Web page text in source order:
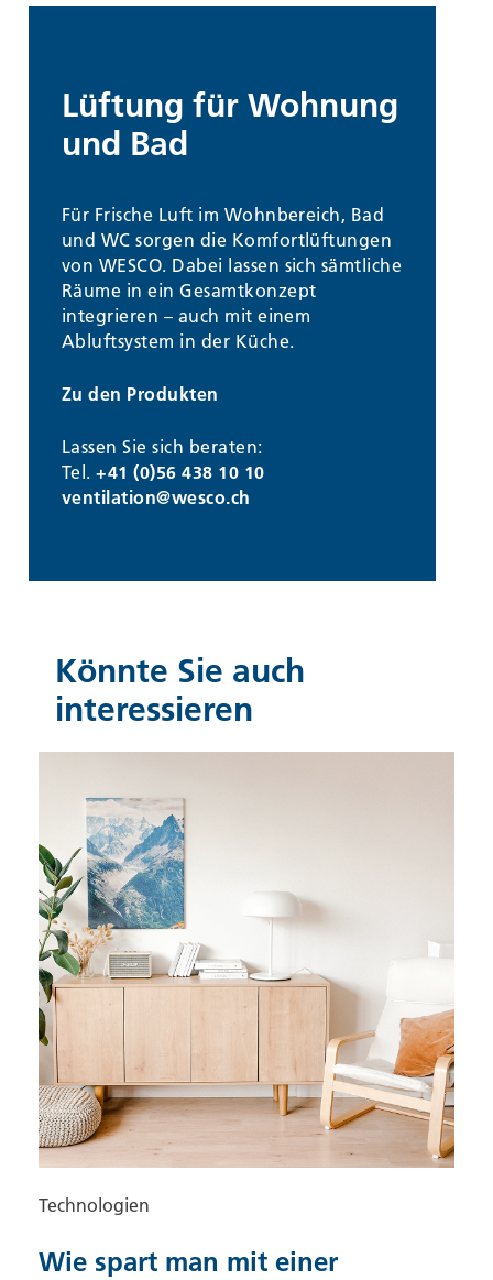
Lüftung für Wohnung
und Bad
Für Frische Luft im Wohnbereich, Bad
und WC sorgen die Komfortlüftungen
von WESCO. Dabei lassen sich sämtliche
Räume in ein Gesamtkonzept
integrieren – auch mit einem
Abluftsystem in der Küche.
Zu den Produkten
Lassen Sie sich beraten:
Tel.+41 (0)56 438 10 10
ventilation@wesco.ch
Könnte Sie auch
interessieren
Technologien
Wie spart man mit einer